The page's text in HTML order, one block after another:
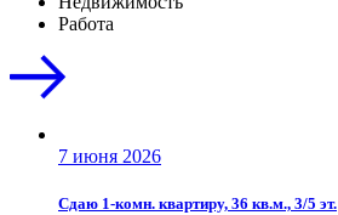
Работа
7 июня 2026
Сдаю 1-комн. квартиру, 36 кв.м., 3/5 эт.